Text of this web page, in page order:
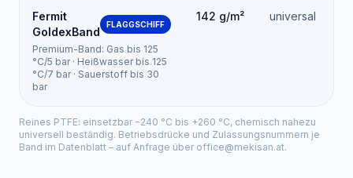
Fermit
GoldexBand
FLAGGSCHIFF
Premium-Band: Gas bis 125
°C/5 bar · Heißwasser bis 125
°C/7 bar · Sauerstoff bis 30
bar
142 g/m² universal
Reines PTFE: einsetzbar −240 °C bis +260 °C, chemisch nahezu
universell beständig. Betriebsdrücke und Zulassungsnummern je
Band im Datenblatt – auf Anfrage über office@mekisan.at.